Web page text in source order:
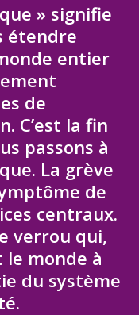
» signifie
étendre
entier
de
C’est la fin
passons à
La grève
de
centraux.
verrou qui,
monde à
du système